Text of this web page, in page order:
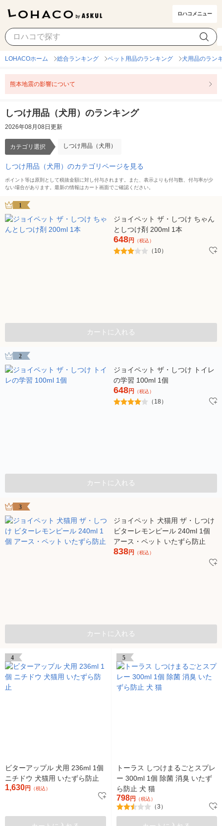
ロハコメニュー
しつけ用品（犬用） カテゴリ選択
LOHACOホーム 総合ランキング ペット用品のランキング 犬用品のラン
熊本地震の影響について
しつけ用品（犬用）のランキング
2026年08月08日更新
カテゴリ選択 しつけ用品（犬用）
しつけ用品（犬用）のカテゴリページを見る
ポイント等は原則として税抜金額に対し付与されます。また、表示よりも付与数、付与率が少
ない場合があります。最新の情報はカート画面でご確認ください。
1
ジョイペット ザ・しつけ ちゃん
としつけ剤 200ml 1本
648円 （税込）
（10）
カートに入れる
2
ジョイペット ザ・しつけ トイレ
の学習 100ml 1個
648円 （税込）
（18）
カートに入れる
3
ジョイペット 犬猫用 ザ・しつけ
ビターレモンピール 240ml 1個
アース・ペット いたずら防止
838円 （税込）
カートに入れる
4
ビターアップル 犬用 236ml 1個
ニチドウ 犬猫用 いたずら防止
1,630円 （税込）
5
トーラス しつけまるごとスプレ
ー 300ml 1個 除菌 消臭 いたず
ら防止 犬 猫
798円 （税込）
（3）